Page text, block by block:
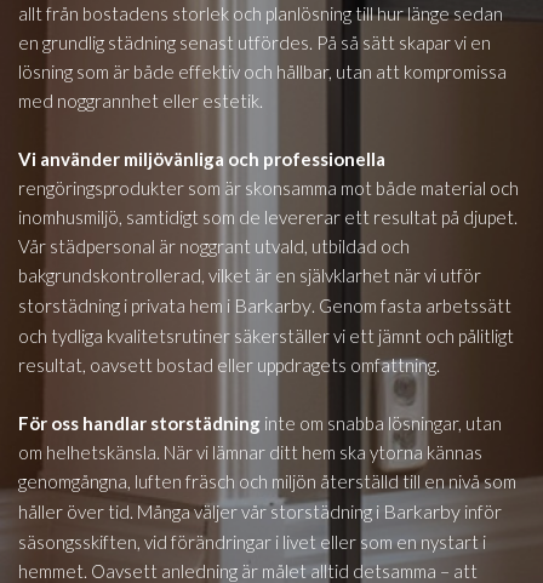
allt från bostadens storlek och planlösning till hur länge sedan
en grundlig städning senast utfördes. På så sätt skapar vi en
lösning som är både effektiv och hållbar, utan att kompromissa
med noggrannhet eller estetik.
Vi använder miljövänliga och professionella
rengöringsprodukter som är skonsamma mot både material och
inomhusmiljö, samtidigt som de levererar ett resultat på djupet.
Vår städpersonal är noggrant utvald, utbildad och
bakgrundskontrollerad, vilket är en självklarhet när vi utför
storstädning i privata hem i Barkarby . Genom fasta arbetssätt
och tydliga kvalitetsrutiner säkerställer vi ett jämnt och pålitligt
resultat, oavsett bostad eller uppdragets omfattning.
För oss handlar storstädning inte om snabba lösningar, utan
om helhetskänsla. När vi lämnar ditt hem ska ytorna kännas
genomgångna, luften fräsch och miljön återställd till en nivå som
håller över tid. Många väljer vår storstädning i Barkarby inför
säsongsskiften, vid förändringar i livet eller som en nystart i
hemmet. Oavsett anledning är målet alltid detsamma – att